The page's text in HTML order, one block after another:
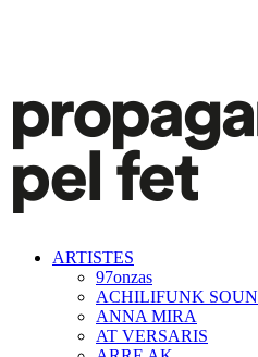
ARTISTES
97onzas
ACHILIFUNK
ANNA MIRA
AT VERSARIS